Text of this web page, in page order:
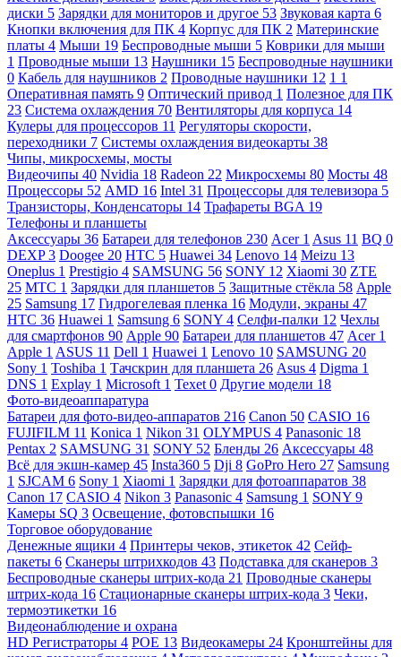
диски 5 Зарядки для мониторов и другое 53 Звуковая карта 6
Кнопки включения для ПК 4 Корпус для ПК 2 Материнские
платы 4 Мыши 19 Беспроводные мыши 5 Коврики для мыши
1 Проводные мыши 13 Наушники 15 Беспроводные наушники
0 Кабель для наушников 2 Проводные наушники 12 1 1
Оперативная память 9 Оптический привод 1 Полезное для ПК
23 Система охлаждения 70 Вентиляторы для корпуса 14
Кулеры для процессоров 11 Регуляторы скорости,
переходники 7 Системы охлаждения видеокарты 38
Чипы, микросхемы, мосты
Видеочипы 40 Nvidia 18 Radeon 22 Микросхемы 80 Мосты 48
Процессоры 52 AMD 16 Intel 31 Процессоры для телевизора 5
Транзисторы, Конденсаторы 14 Трафареты BGA 19
Телефоны и планшеты
Аксессуары 36 Батареи для телефонов 230 Acer 1 Asus 11 BQ 0
DEXP3 Doogee 20 HTC 5 Huawei 34 Lenovo 14 Meizu 13
Oneplus 1 Prestigio 4 SAMSUNG 56 SONY 12 Xiaomi 30 ZTE
25 МТС 1 Зарядки для планшетов 5 Защитные стёкла 58 Apple
25 Samsung 17 Гидрогелевая пленка 16 Модули, экраны 47
HTC 36 Huawei 1 Samsung 6 SONY 4 Селфи-палки 12 Чехлы
для смартфонов 90 Apple 90 Батареи для планшетов 47 Acer 1
Apple 1 ASUS 11 Dell 1 Huawei 1 Lenovo 10 SAMSUNG 20
Sony 1 Toshiba 1 Тачскрин для планшета 26 Asus 4 Digma 1
DNS 1 Explay 1 Microsoft 1 Texet 0 Другие модели 18
Фото-видеоаппаратура
Батареи для фото-видео-аппаратов 216 Canon 50 CASIO 16
FUJIFILM 11 Konica 1 Nikon 31 OLYMPUS 4 Panasonic 18
Pentax 2 SAMSUNG 31 SONY 52 Бленды 26 Аксессуары 48
Всё для экшн-камер 45 Insta360 5 Dji 8 GoPro Hero 27 Samsung
1 SJCAM 6 Sony 1 Xiaomi 1 Зарядки для фотоаппаратов 38
Canon 17 CASIO 4 Nikon 3 Panasonic 4 Samsung 1 SONY 9
Камеры SQ 3 Освещение, фотовспышки 16
Торговое оборудование
Денежные ящики 4 Принтеры чеков, этикеток 42 Сейф-
пакеты 6 Сканеры штрихкодов 43 Подставка для сканеров 3
Беспроводные сканеры штрих-кода 21 Проводные сканеры
штрих-кода 16 Стационарные сканеры штрих-кода 3 Чеки,
термоэтикетки 16
Видеонаблюдение и охрана
HD Регистраторы 4 POE 13 Видеокамеры 24 Кронштейны для